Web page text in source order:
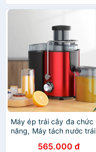
Máy ép trái cây đa chức
năng, Máy tách nước trái
565.000 đ